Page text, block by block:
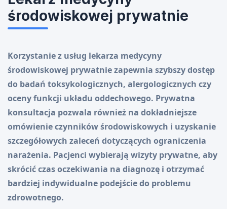
środowiskowej prywatnie
Korzystanie z usług lekarza medycyny
środowiskowej prywatnie zapewnia szybszy dostęp
do badań toksykologicznych, alergologicznych czy
oceny funkcji układu oddechowego. Prywatna
konsultacja pozwala również na dokładniejsze
omówienie czynników środowiskowych i uzyskanie
szczegółowych zaleceń dotyczących ograniczenia
narażenia. Pacjenci wybierają wizyty prywatne, aby
skrócić czas oczekiwania na diagnozę i otrzymać
bardziej indywidualne podejście do problemu
zdrowotnego.